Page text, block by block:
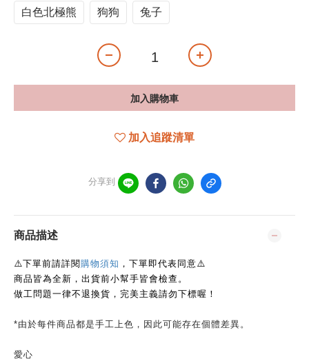
白色北極熊 狗狗 兔子
加入購物車
加入追蹤清單
分享到
商品描述
⚠️下單前請詳閱購物須知 ，下單即代表同意⚠️
商品皆為全新，出貨前小幫手皆會檢查。
做工問題一律不退換貨，完美主義請勿下標喔！
*由於每件商品都是手工上色，因此可能存在個體差異。
愛心